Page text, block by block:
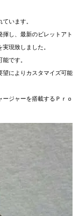
います。
し、最新のビレットアト
現致しました。
です。
望によりカスタマイズ可能
ジャーを搭載するＰｒｏ